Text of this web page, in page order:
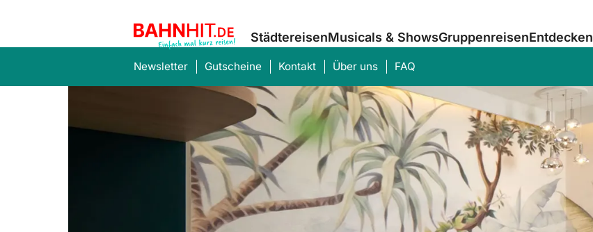
StädtereisenMusicals & ShowsGruppenreisenEntdecken
Newsletter Gutscheine Kontakt Über uns FAQ
Was suchen Sie?